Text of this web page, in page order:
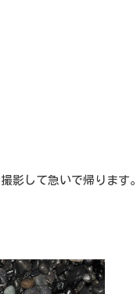
影して急いで帰ります。